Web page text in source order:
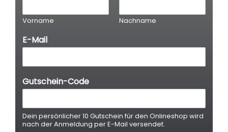
a
i
l
E
M
i
G
u
t
Vorname Nachname
E-Mail
Gutschein-Code
Dein persönlicher 10 Gutschein für den Onlineshop wird
nach der Anmeldung per E-Mail versendet.